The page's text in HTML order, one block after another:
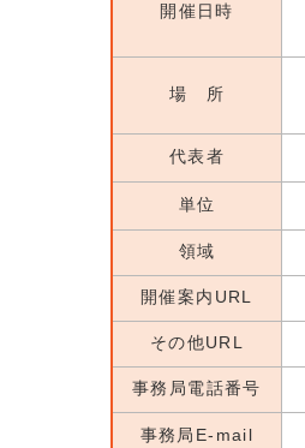
開催日時
場 所
代表者
単位
領域
開催案内URL
その他URL
事務局電話番号
事務局E-mail